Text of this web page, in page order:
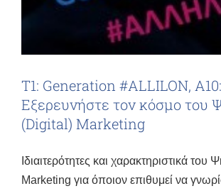
Τ1: Generation #ALLILON, Α10:
Εξερευνήστε τον κόσμο του
(Digital) Marketing
Ιδιαιτερότητες και χαρακτηριστικά του
Marketing για όποιον επιθυμεί να